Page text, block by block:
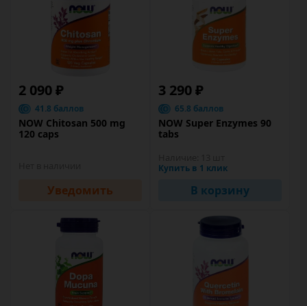
2 090 ₽
41.8 баллов
NOW Chitosan 500 mg
120 caps
Уведомить
3 290 ₽
65.8 баллов
NOW Super Enzymes 90
tabs
Купить в 1 клик
В корзину